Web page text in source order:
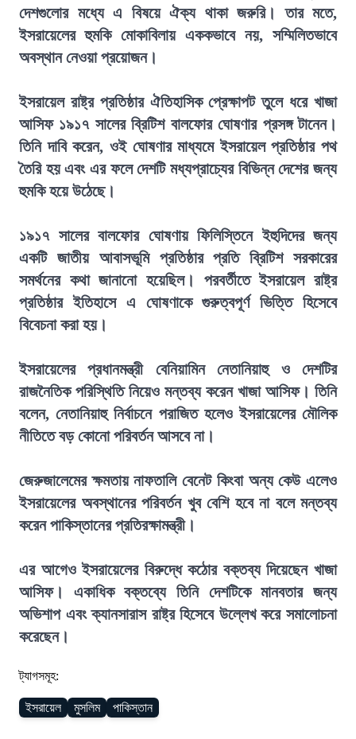
দেশগুলোর মধ্যে এ বিষয়ে ঐক্য থাকা জরুরি। তার মতে,
ইসরায়েলের হুমকি মোকাবিলায় এককভাবে নয়, সম্মিলিতভাবে
অবস্থান নেওয়া প্রয়োজন।
ইসরায়েল রাষ্ট্র প্রতিষ্ঠার ঐতিহাসিক প্রেক্ষাপট তুলে ধরে খাজা
আসিফ ১৯১৭ সালের ব্রিটিশ বালফোর ঘোষণার প্রসঙ্গ টানেন।
তিনি দাবি করেন, ওই ঘোষণার মাধ্যমে ইসরায়েল প্রতিষ্ঠার পথ
তৈরি হয় এবং এর ফলে দেশটি মধ্যপ্রাচ্যের বিভিন্ন দেশের জন্য
হুমকি হয়ে উঠেছে।
১৯১৭ সালের বালফোর ঘোষণায় ফিলিস্তিনে ইহুদিদের জন্য
একটি জাতীয় আবাসভূমি প্রতিষ্ঠার প্রতি ব্রিটিশ সরকারের
সমর্থনের কথা জানানো হয়েছিল। পরবর্তীতে ইসরায়েল রাষ্ট্র
প্রতিষ্ঠার ইতিহাসে এ ঘোষণাকে গুরুত্বপূর্ণ ভিত্তি হিসেবে
বিবেচনা করা হয়।
ইসরায়েলের প্রধানমন্ত্রী বেনিয়ামিন নেতানিয়াহু ও দেশটির
রাজনৈতিক পরিস্থিতি নিয়েও মন্তব্য করেন খাজা আসিফ। তিনি
বলেন, নেতানিয়াহু নির্বাচনে পরাজিত হলেও ইসরায়েলের মৌলিক
নীতিতে বড় কোনো পরিবর্তন আসবে না।
জেরুজালেমের ক্ষমতায় নাফতালি বেনেট কিংবা অন্য কেউ এলেও
ইসরায়েলের অবস্থানের পরিবর্তন খুব বেশি হবে না বলে মন্তব্য
করেন পাকিস্তানের প্রতিরক্ষামন্ত্রী।
এর আগেও ইসরায়েলের বিরুদ্ধে কঠোর বক্তব্য দিয়েছেন খাজা
আসিফ। একাধিক বক্তব্যে তিনি দেশটিকে মানবতার জন্য
অভিশাপ এবং ক্যানসারাস রাষ্ট্র হিসেবে উল্লেখ করে সমালোচনা
করেছেন।
ট্যাগসমূহ:
ইসরায়েল মুসলিম পাকিস্তান